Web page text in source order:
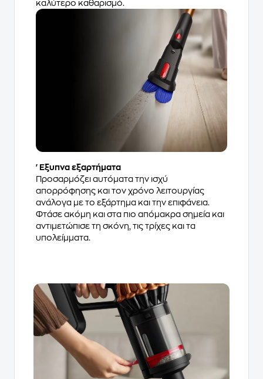
καλύτερο καθαρισμό.
'Εξυπνα εξαρτήματα
Προσαρμόζει αυτόματα την ισχύ
απορρόφησης και τον χρόνο λειτουργίας
ανάλογα με το εξάρτημα και την επιφάνεια.
Φτάσε ακόμη και στα πιο απόμακρα σημεία και
αντιμετώπισε τη σκόνη, τις τρίχες και τα
υπολείμματα.